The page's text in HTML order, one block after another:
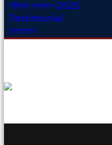
পরীক্ষার ফলাফল-2025
Testimonial
যোগাযোগ